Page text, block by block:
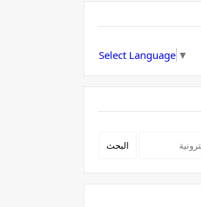
Select Language ▼